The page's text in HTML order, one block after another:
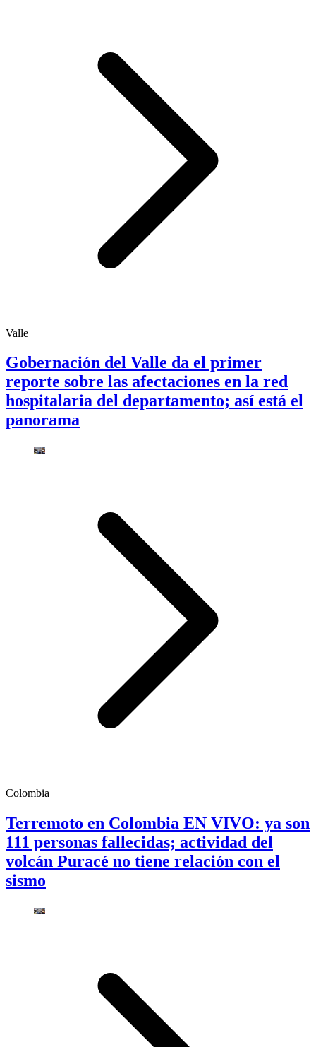
Valle
Gobernación del Valle da el primer
reporte sobre las afectaciones en la red
hospitalaria del departamento; así está el
panorama
Colombia
Terremoto en Colombia EN VIVO: ya son
111 personas fallecidas; actividad del
volcán Puracé no tiene relación con el
sismo